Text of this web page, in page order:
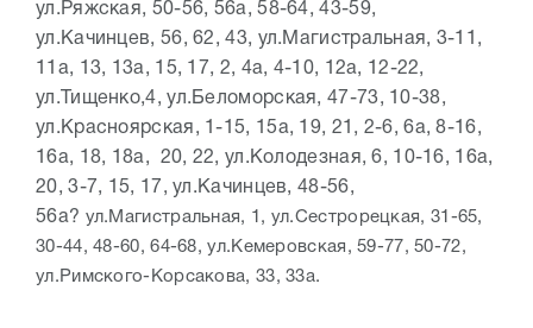
ул.Ряжская, 50-56, 56а, 58-64, 43-59,
ул.Качинцев, 56, 62, 43, ул.Магистральная, 3-11,
11а, 13, 13а, 15, 17, 2, 4а, 4-10, 12а, 12-22,
ул.Тищенко,4, ул.Беломорская, 47-73, 10-38,
ул.Красноярская, 1-15, 15а, 19, 21, 2-6, 6а, 8-16,
16а, 18, 18а, 20, 22, ул.Колодезная, 6, 10-16, 16а,
20, 3-7, 15, 17, ул.Качинцев, 48-56,
56а? ул.Магистральная, 1, ул.Сестрорецкая, 31-65,
30-44, 48-60, 64-68, ул.Кемеровская, 59-77, 50-72,
ул.Римского-Корсакова, 33, 33а.